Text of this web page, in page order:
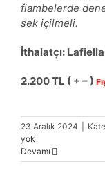
flambelerde
sek içilmeli.
İthalatçı: Lafiella
2.200 TL ( + – )
23 Aralık 2024
yok
Devamı